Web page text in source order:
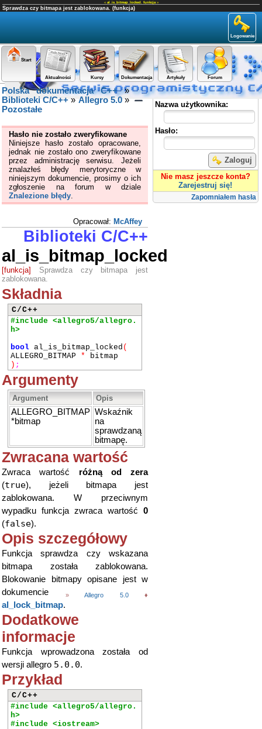
« al_is_bitmap_locked, funkcja»
Sprawdza czy bitmapa jest zablokowana. (funkcja)
Logowanie
Start
Aktualności Kursy Dokumentacja Artykuły Forum
Panel użytkownika
Nazwa użytkownika:
Hasło:
Zaloguj
Nie masz jeszcze konta?
Zarejestruj się!
Zapomniałem hasła
Polska dokumentacja C++»
Biblioteki C/C++ » Allegro 5.0»
Pozostałe
Hasło nie zostało zweryfikowane
Niniejsze hasło zostało opracowane,
jednak nie zostało ono zweryfikowane
przez administrację serwisu. Jeżeli
znalazłeś błędy merytoryczne w
niniejszym dokumencie, prosimy o ich
zgłoszenie na forum w dziale
Znalezione błędy.
Opracował: McAffey
Biblioteki C/C++
al_is_bitmap_locked
[funkcja] Sprawdza czy bitmapa jest
zablokowana.
Składnia
C/C++
#include <allegro5/allegro.
h>
bool al_is_bitmap_locked (
ALLEGRO_BITMAP *
bitmap
) ;
Argumenty
Argument Opis
ALLEGRO_BITMAP
*bitmap
Wskaźnik
na
sprawdzaną
bitmapę.
Zwracana wartość
Zwraca wartość różną od zera
(true), jeżeli bitmapa jest
zablokowana. W przeciwnym
wypadku funkcja zwraca wartość 0
(false).
Opis szczegółowy
Funkcja sprawdza czy wskazana
bitmapa została zablokowana.
Blokowanie bitmapy opisane jest w
dokumencie
» Allegro 5.0♦
al_lock_bitmap.
Dodatkowe
informacje
Funkcja wprowadzona została od
wersji allegro 5.0.0.
Przykład
C/C++
#include <allegro5/allegro.
h>
#include <iostream>